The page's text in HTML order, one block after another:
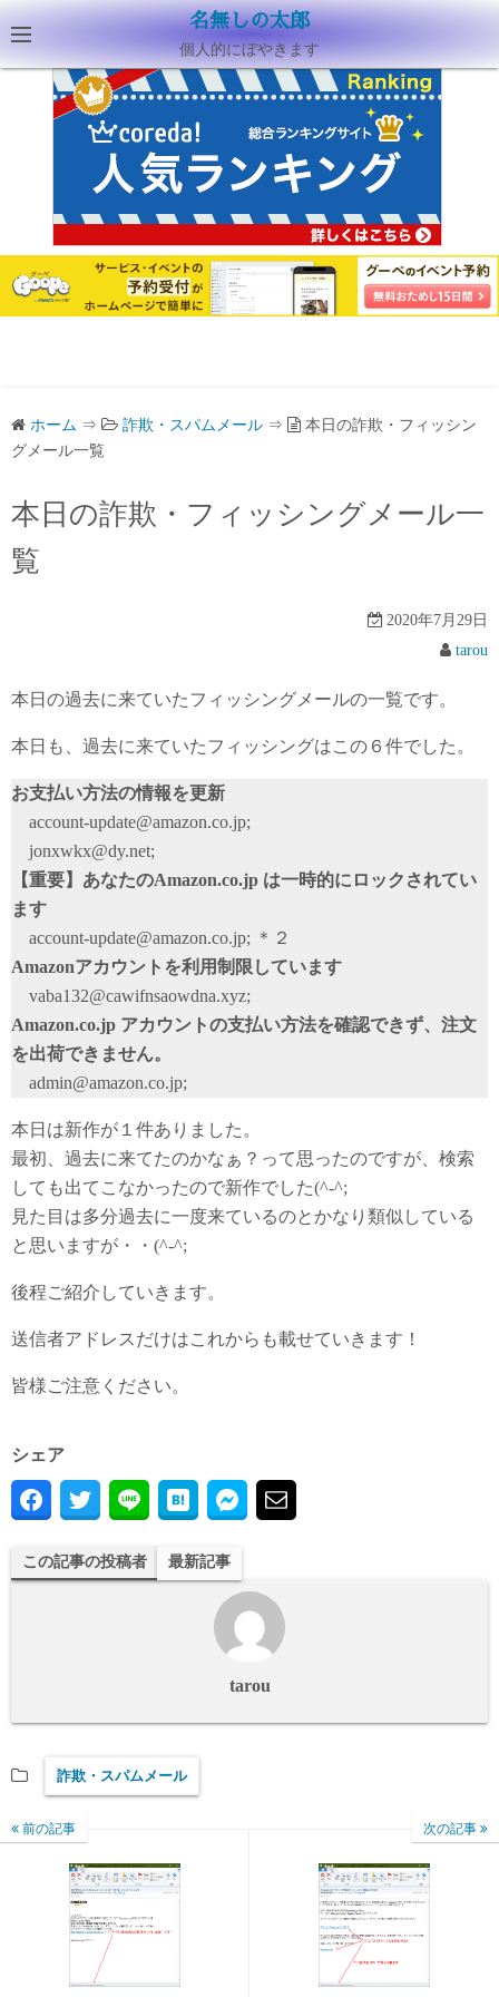
名無しの太郎
個人的にぼやきます
ホーム ⇒ 詐欺・スパムメール ⇒
本日の詐欺・フィッシン
グメール一覧
本日の詐欺・フィッシングメール一
覧
2020年7月29日
tarou
本日の過去に来ていたフィッシングメールの一覧です。
本日も、過去に来ていたフィッシングはこの６件でした。
お支払い方法の情報を更新
account-update@amazon.co.jp;
jonxwkx@dy.net;
【重要】あなたのAmazon.co.jp は一時的にロックされてい
ます
account-update@amazon.co.jp; ＊２
Amazonアカウントを利用制限しています
vaba132@cawifnsaowdna.xyz;
Amazon.co.jp アカウントの支払い方法を確認できず、注文
を出荷できません。
admin@amazon.co.jp;
本日は新作が１件ありました。
最初、過去に来てたのかなぁ？って思ったのですが、検索
しても出てこなかったので新作でした(^-^;
見た目は多分過去に一度来ているのとかなり類似している
と思いますが・・(^-^;
後程ご紹介していきます。
送信者アドレスだけはこれからも載せていきます！
皆様ご注意ください。
シェア
この記事の投稿者 最新記事
tarou
詐欺・スパムメール
前の記事 次の記事